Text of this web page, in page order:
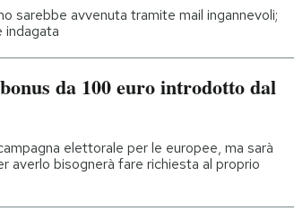
sarebbe avvenuta tramite mail ingannevoli;
indagata
da 100 euro introdotto dal
elettorale per le europee, ma sarà
averlo bisognerà fare richiesta al proprio